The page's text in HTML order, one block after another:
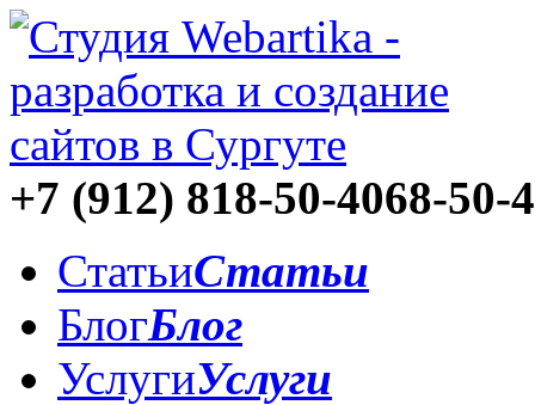
+7 (912) 818-50-4068-50-
СтатьиСтатьи
БлогБлог
УслугиУслуги